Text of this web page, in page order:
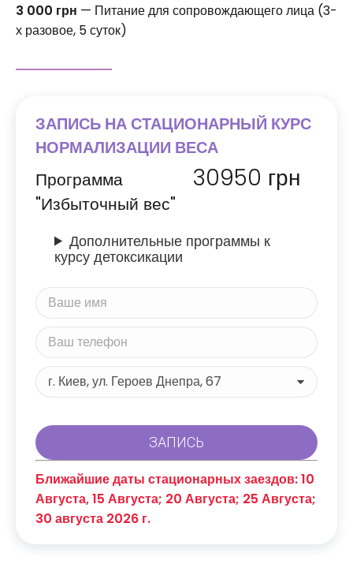
3 000 грн — Питание для сопровождающего лица (3-
х разовое, 5 суток)
ЗАПИСЬ НА СТАЦИОНАРНЫЙ КУРС
НОРМАЛИЗАЦИИ ВЕСА
Программа
"Избыточный вес"
30950 грн
Дополнительные программы к
курсу детоксикации
Ближайшие даты стационарных заездов: 10
Августа, 15 Августа; 20 Августа; 25 Августа;
30 августа 2026 г.